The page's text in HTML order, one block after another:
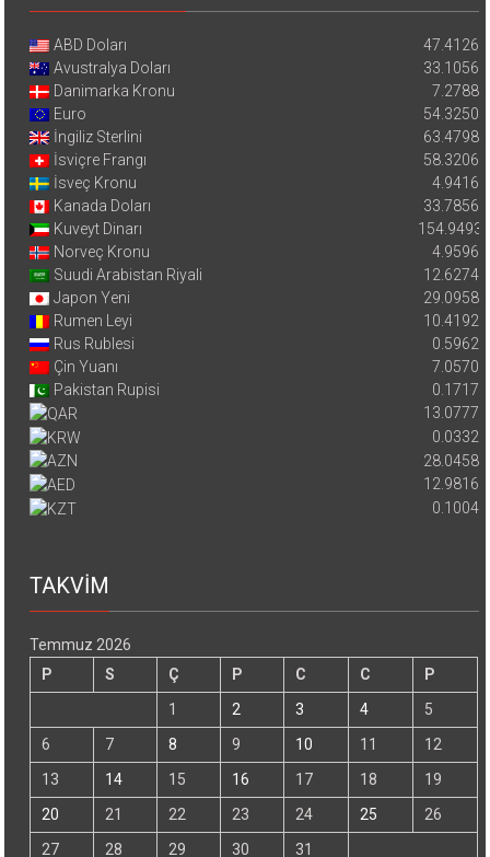
ABD Doları
47.4126
Avustralya Doları
33.1056
Danimarka Kronu
7.2788
Euro
54.3250
İngiliz Sterlini
63.4798
İsviçre Frangı
58.3206
İsveç Kronu
4.9416
Kanada Doları
33.7856
Kuveyt Dinarı
154.9493
Norveç Kronu
4.9596
Suudi Arabistan Riyali
12.6274
Japon Yeni
29.0958
Rumen Leyi
10.4192
Rus Rublesi
0.5962
Çin Yuanı
7.0570
Pakistan Rupisi
0.1717
13.0777
0.0332
28.0458
12.9816
0.1004
TAKVİM
Temmuz 2026
P
S Ç P C C
P
1
2 3 4
5
6
7 8 9 10 11
12
13
14 15 16 17 18
19
20
21 22 23 24 25
26
27
28 29 30 31